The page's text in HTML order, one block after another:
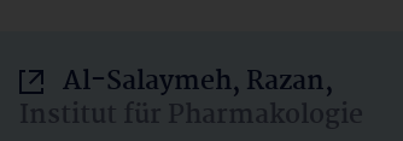
Al-Salaymeh, Razan,
Institut für Pharmakologie